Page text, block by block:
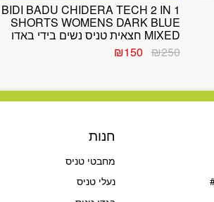
BIDI BADU CHIDERA TECH 2 IN 1
SHORTS WOMENS DARK BLUE
MIXED חצאית טניס נשים בידי באדו
₪250 המחיר
₪250.
₪150
₪150.
חנות
מחבטי טניס
נעלי טניס